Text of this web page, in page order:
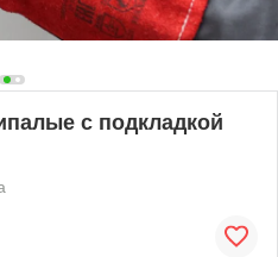
с подкладкой